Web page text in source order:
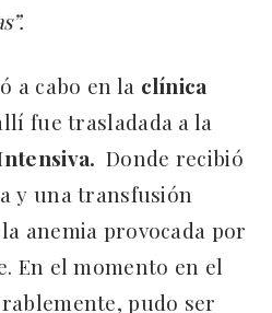
a cabo en la clínica
fue trasladada a la
Donde recibió
y una transfusión
anemia provocada por
En el momento en el
pudo ser